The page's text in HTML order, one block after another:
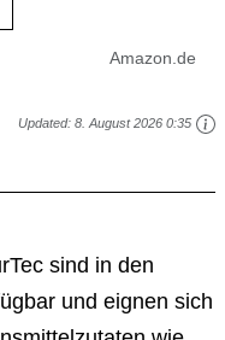
Amazon.de
Updated: 8. August 2026 0:35
sind in den
und eignen sich